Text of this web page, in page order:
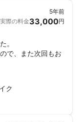
5年前
実際の料金33,000円
。
で、また次回もお
ク